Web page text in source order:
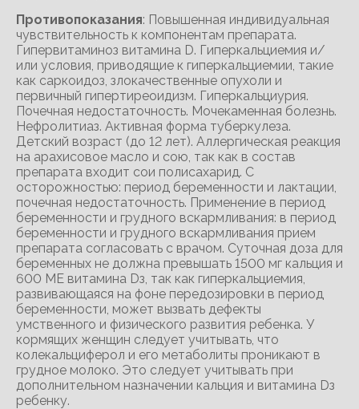
Противопоказания: Повышенная индивидуальная
чувствительность к компонентам препарата.
Гипервитаминоз витамина D. Гиперкальциемия и/
или условия, приводящие к гиперкальциемии, такие
как саркоидоз, злокачественные опухоли и
первичный гипертиреоидизм. Гиперкальциурия.
Почечная недостаточность. Мочекаменная болезнь.
Нефролитиаз. Активная форма туберкулеза.
Детский возраст (до 12 лет). Аллергическая реакция
на арахисовое масло и сою, так как в состав
препарата входит сои полисахарид. С
осторожностью: период беременности и лактации,
почечная недостаточность. Применение в период
беременности и грудного вскармливания: в период
беременности и грудного вскармливания прием
препарата согласовать с врачом. Суточная доза для
беременных не должна превышать 1500 мг кальция и
600 МЕ витамина Dз, так как гиперкальциемия,
развивающаяся на фоне передозировки в период
беременности, может вызвать дефекты
умственного и физического развития ребенка. У
кормящих женщин следует учитывать, что
колекальциферол и его метаболиты проникают в
грудное молоко. Это следует учитывать при
дополнительном назначении кальция и витамина Dз
ребенку.